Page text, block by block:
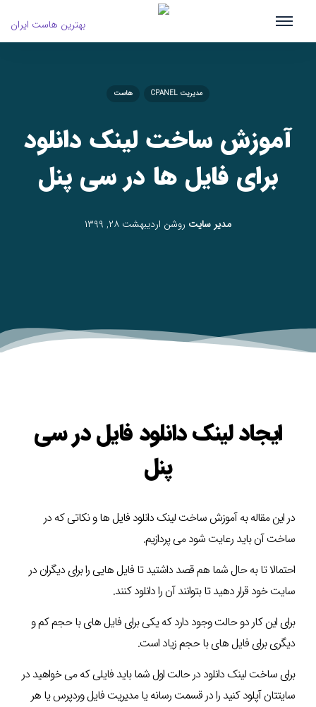
مدیریت CPANEL هاست
آموزش ساخت لینک دانلود
برای فایل ها در سی پنل
مدیر سایت روشن اردیبهشت ۲۸, ۱۳۹۹
ایجاد لینک دانلود فایل در سی
پنل
در این مقاله به آموزش ساخت لینک دانلود فایل ها و نکاتی که در
ساخت آن باید رعایت شود می پردازیم.
احتمالا تا به حال شما هم قصد داشتید تا فایل هایی را برای دیگران در
سایت خود قرار دهید تا بتوانند آن را دانلود کنند.
برای این کار دو حالت وجود دارد که یکی برای فایل های با حجم کم و
دیگری برای فایل های با حجم زیاد است.
برای ساخت لینک دانلود در حالت اول شما باید فایلی که می خواهید در
سایتتان آپلود کنید را در قسمت رسانه یا مدیریت فایل وردپرس یا هر